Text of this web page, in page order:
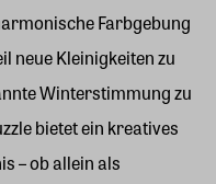
Farbgebung
neue Kleinigkeiten zu
Winterstimmung zu
bietet ein kreatives
– ob allein als